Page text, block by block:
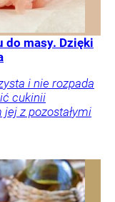
do masy. Dzięki
i nie rozpada
cukinii
z pozostałymi